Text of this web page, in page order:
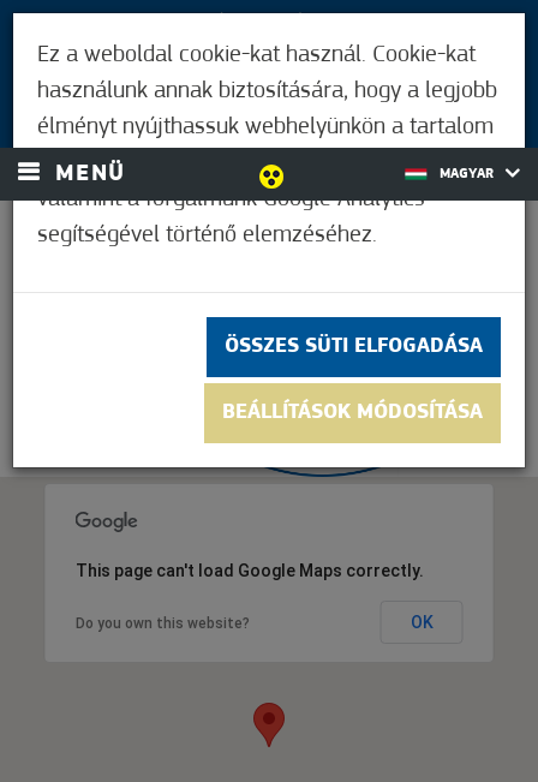
BEJELENTKEZÉS
MENÜ MAGYAR
This page can't load Google Maps correctly.
Do you own this website? OK
Ez a weboldal cookie-kat használ. Cookie-kat
használunk annak biztosítására, hogy a legjobb
élményt nyújthassuk webhelyünkön a tartalom
és a hirdetések személyre szabásához,
valamint a forgalmunk Google Analytics
segítségével történő elemzéséhez.
ÖSSZES SÜTI ELFOGADÁSA
BEÁLLÍTÁSOK MÓDOSÍTÁSA